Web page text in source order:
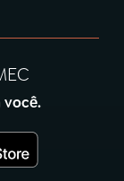
você.